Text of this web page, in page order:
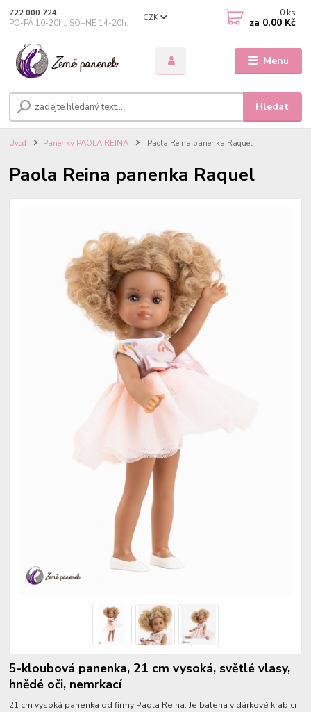
Menu
CZK
Hledat
722 000 724
PO-PÁ 10-20h., SO+NE 14-20h.
0 ks
za 0,00 Kč
Úvod Panenky PAOLA REINA Paola Reina panenka Raquel
Paola Reina panenka Raquel
5-kloubová panenka, 21 cm vysoká, světlé vlasy,
hnědé oči, nemrkací
21 cm vysoká panenka od firmy Paola Reina. Je balena v dárkové krabici